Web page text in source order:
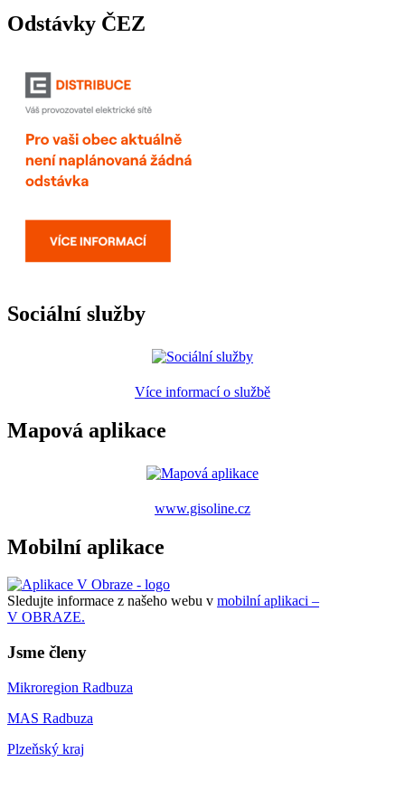
Odstávky ČEZ
Sociální služby
Více informací o službě
Mapová aplikace
www.gisoline.cz
Mobilní aplikace
Sledujte informace z našeho webu v mobilní aplikaci –
V OBRAZE.
Jsme členy
Mikroregion Radbuza
MAS Radbuza
Plzeňský kraj